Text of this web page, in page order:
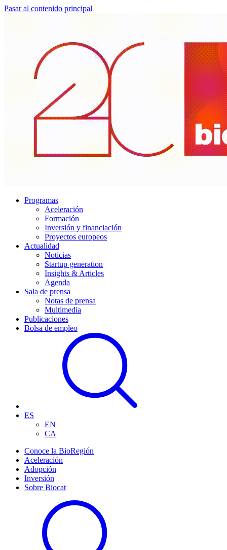
Pasar al contenido principal
Programas
Aceleración
Formación
Inversión y financiación
Proyectos europeos
Actualidad
Noticias
Startup generation
Insights & Articles
Agenda
Sala de prensa
Notas de prensa
Multimedia
Publicaciones
Bolsa de empleo
ES
EN
CA
Conoce la BioRegión
Aceleración
Adopción
Inversión
Sobre Biocat